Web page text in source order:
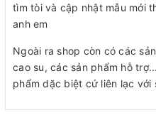
tìm tòi và cập nhật mẫu mới
anh em
Ngoài ra shop còn có các
cao su, các sản phẩm hỗ
phẩm dặc biệt cứ liên lạc